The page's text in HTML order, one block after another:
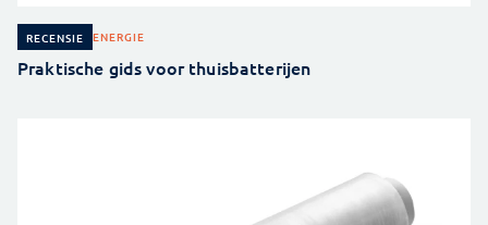
RECENSIE ENERGIE
Praktische gids voor thuisbatterijen